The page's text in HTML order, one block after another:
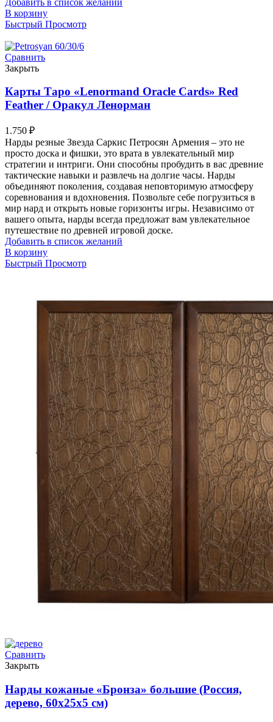
В корзину
Быстрый Просмотр
Сравнить
Закрыть
Карты Таро «Lenormand Oracle Cards» Red
Feather / Оракул Ленорман
1.750 ₽
Нарды резные Звезда Саркис Петросян Армения – это не
просто доска и фишки, это врата в увлекательный мир
стратегии и интриги. Они способны пробудить в вас древние
тактические навыки и развлечь на долгие часы. Нарды
объединяют поколения, создавая неповторимую атмосферу
соревнования и вдохновения. Позвольте себе погрузиться в
мир нард и открыть новые горизонты игры. Независимо от
вашего опыта, нарды всегда предложат вам увлекательное
путешествие по древней игровой доске.
Добавить в список желаний
В корзину
Быстрый Просмотр
Сравнить
Закрыть
Нарды кожаные «Бронза» большие (Россия,
дерево, 60х25х5 см)